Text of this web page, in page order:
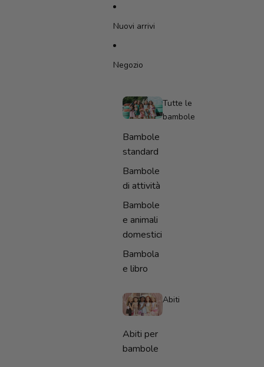
Nuovi arrivi
Negozio
Tutte le
bambole
Bambole
standard
Bambole
di attività
Bambole
e animali
domestici
Bambola
e libro
Abiti
Abiti per
bambole